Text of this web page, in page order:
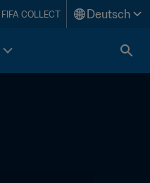
FIFA COLLECT Deutsch